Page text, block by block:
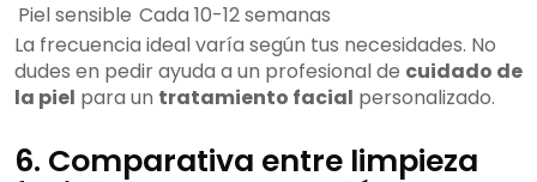
Piel sensible Cada 10-12 semanas
La frecuencia ideal varía según tus necesidades. No
dudes en pedir ayuda a un profesional de cuidado de
la piel para un tratamiento facial personalizado.
6. Comparativa entre limpieza